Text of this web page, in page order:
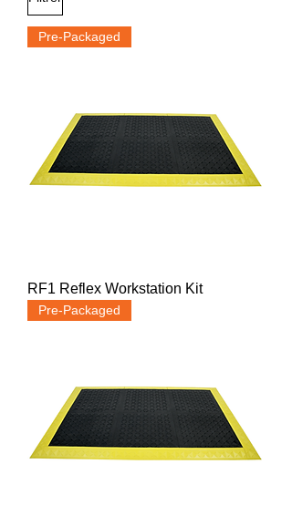
Pre-Packaged
RF1 Reflex Workstation Kit
Pre-Packaged